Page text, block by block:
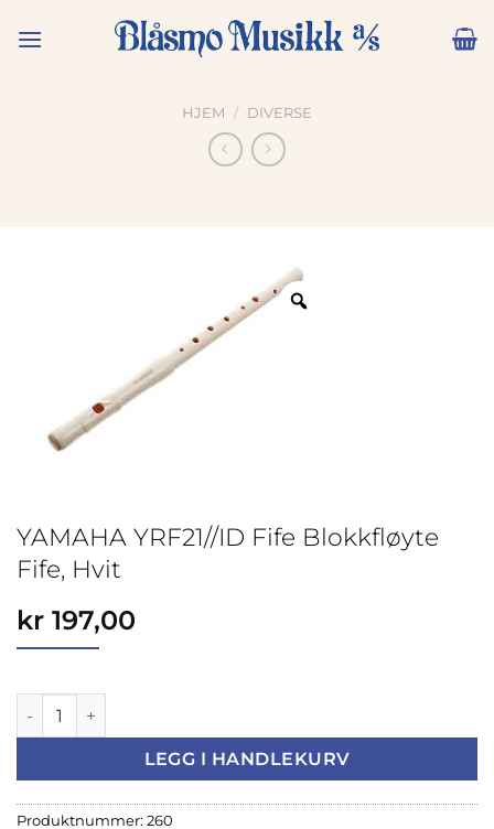
HJEM / DIVERSE
YAMAHA YRF21//ID Fife Blokkfløyte
Fife, Hvit
kr 197,00
YAMAHA YRF21//ID Fife Blokkfløyte Fife, Hvit antall
LEGG I HANDLEKURV
Produktnummer: 260